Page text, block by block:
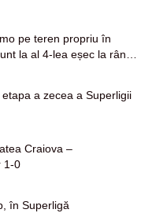
pe teren propriu în
la al 4-lea eșec la rând
a zecea a Superligii
Craiova –
1-0
în Superligă